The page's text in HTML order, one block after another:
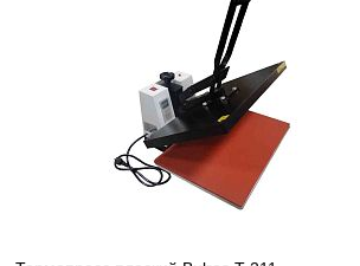
Подписаться
Сравнение
Недоступно